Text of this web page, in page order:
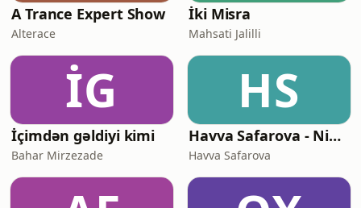
A Trance Expert Show
Alterace
İki Misra
Mahsati Jalilli
İG
İçimdən gəldiyi kimi
Bahar Mirzezade
HS
Havva Safarova - Ninja Mama Podcast
Havva Safarova